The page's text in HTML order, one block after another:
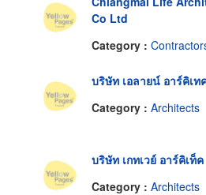
Co Ltd
Category :
บริษัท เอลายน์ อาร์คิเท
Category : Architects
บริษัท เกทเวย์ อาร์คิเท็
Category : Architects